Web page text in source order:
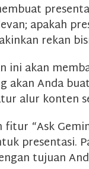
apakah
rekan
ini akan
akan Anda
alur konten
fitur “Ask
presentasi.
tujuan